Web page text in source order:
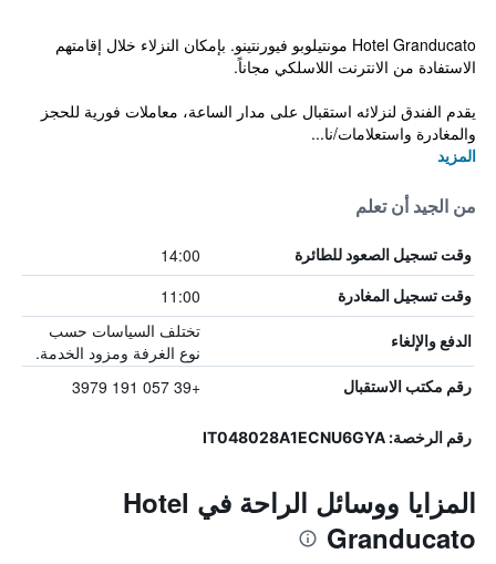
Hotel Granducato مونتيلوبو فيورنتينو. بإمكان النزلاء خلال إقامتهم
الاستفادة من الانترنت اللاسلكي مجاناً.
يقدم الفندق لنزلائه استقبال على مدار الساعة، معاملات فورية للحجز
والمغادرة واستعلامات/نا...
المزيد
من الجيد أن تعلم
وقت تسجيل الصعود للطائرة 14:00
وقت تسجيل المغادرة 11:00
الدفع والإلغاء
تختلف السياسات حسب
نوع الغرفة ومزود الخدمة.
رقم مكتب الاستقبال +39 057 191 3979
رقم الرخصة: IT048028A1ECNU6GYA
المزايا ووسائل الراحة في Hotel
Granducato